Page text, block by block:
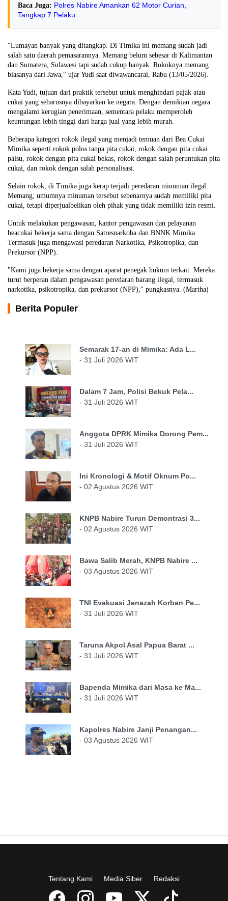
Baca Juga: Polres Nabire Amankan 62 Motor Curian,
Tangkap 7 Pelaku
"Lumayan banyak yang ditangkap. Di Timika ini memang sudah jadi
salah satu daerah pemasarannya. Memang belum sebesar di Kalimantan
dan Sumatera, Sulawesi tapi sudah cukup banyak. Rokoknya memang
biasanya dari Jawa," ujar Yudi saat diwawancarai, Rabu (13/05/2026).
Kata Yudi, tujuan dari praktik tersebut untuk menghindari pajak atau
cukai yang seharusnya dibayarkan ke negara. Dengan demikian negara
mengalami kerugian penerimaan, sementara pelaku memperoleh
keuntungan lebih tinggi dari harga jual yang lebih murah.
Beberapa kategori rokok ilegal yang menjadi temuan dari Bea Cukai
Mimika seperti rokok polos tanpa pita cukai, rokok dengan pita cukai
palsu, rokok dengan pita cukai bekas, rokok dengan salah peruntukan pita
cukai, dan rokok dengan salah personalisasi.
Selain rokok, di Timika juga kerap terjadi peredaran minuman ilegal.
Memang, umumnya minuman tersebut sebenarnya sudah memiliki pita
cukai, tetapi diperjualbelikan oleh pihak yang tidak memiliki izin resmi.
Untuk melakukan pengawasan, kantor pengawasan dan pelayanan
beacukai bekerja sama dengan Satresnarkoba dan BNNK Mimika.
Termasuk juga mengawasi peredaran Narkotika, Psikotropika, dan
Prekursor (NPP).
"Kami juga bekerja sama dengan aparat penegak hukum terkait Mereka
turut berperan dalam pengawasan peredaran barang ilegal, termasuk
narkotika, psikotropika, dan prekursor (NPP)," pungkasnya. (Martha)
Berita Populer
Semarak 17-an di Mimika: Ada L...
- 31 Juli 2026 WIT
Dalam 7 Jam, Polisi Bekuk Pela...
- 31 Juli 2026 WIT
Anggota DPRK Mimika Dorong Pem...
- 31 Juli 2026 WIT
Ini Kronologi & Motif Oknum Po...
- 02 Agustus 2026 WIT
KNPB Nabire Turun Demontrasi 3...
- 02 Agustus 2026 WIT
Bawa Salib Merah, KNPB Nabire ...
- 03 Agustus 2026 WIT
TNI Evakuasi Jenazah Korban Pe...
- 31 Juli 2026 WIT
Taruna Akpol Asal Papua Barat ...
- 31 Juli 2026 WIT
Bapenda Mimika dari Masa ke Ma...
- 31 Juli 2026 WIT
Kapolres Nabire Janji Penangan...
- 03 Agustus 2026 WIT
Tentang Kami Media Siber Redaksi